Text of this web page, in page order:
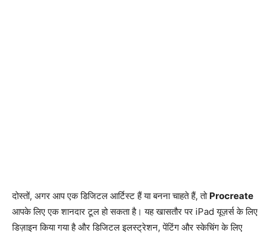
दोस्तों, अगर आप एक डिजिटल आर्टिस्ट हैं या बनना चाहते हैं, तो Procreate
आपके लिए एक शानदार टूल हो सकता है। यह खासतौर पर iPad यूज़र्स के लिए
डिज़ाइन किया गया है और डिजिटल इलस्ट्रेशन, पेंटिंग और स्केचिंग के लिए